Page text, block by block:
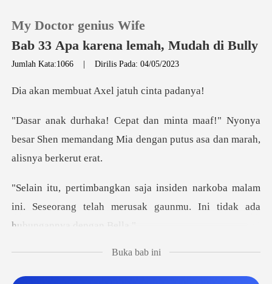
Pengisian Ulang
Riwayat Membaca
Keluar
My Doctor genius Wife
Bab 33 Apa karena lemah, Mudah di Bully
Jumlah Kata:1066 |Dirilis Pada: 04/05/2023
at Axel jatuh
" Nyonya
besar Shen memandang Mia dengan p
koba malam
ini. Seseorang telah merusak gau
gkai merah, dan
Buka bab ini